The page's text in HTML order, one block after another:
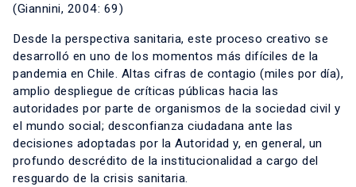
(Giannini, 2004: 69)
Desde la perspectiva sanitaria, este proceso creativo se
desarrolló en uno de los momentos más difíciles de la
pandemia en Chile. Altas cifras de contagio (miles por día),
amplio despliegue de críticas públicas hacia las
autoridades por parte de organismos de la sociedad civil y
el mundo social; desconfianza ciudadana ante las
decisiones adoptadas por la Autoridad y, en general, un
profundo descrédito de la institucionalidad a cargo del
resguardo de la crisis sanitaria.